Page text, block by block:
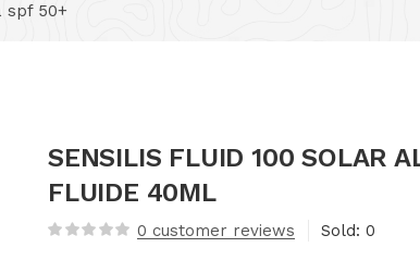
spf 50+
SENSILIS FLUID 100 SOLAR
FLUIDE 40ML
0 customer reviews Sold: 0